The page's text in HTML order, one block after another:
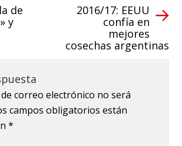
de
y
2016/17: EEUU
confía en
mejores
cosechas argentinas
correo electrónico no será
campos obligatorios están
*